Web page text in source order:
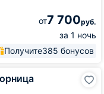
от7 700руб.
за 1 ночь
Получите385 бонусов